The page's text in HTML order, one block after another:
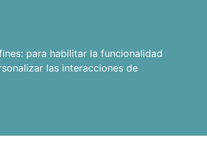
para habilitar la funcionalidad
las interacciones de